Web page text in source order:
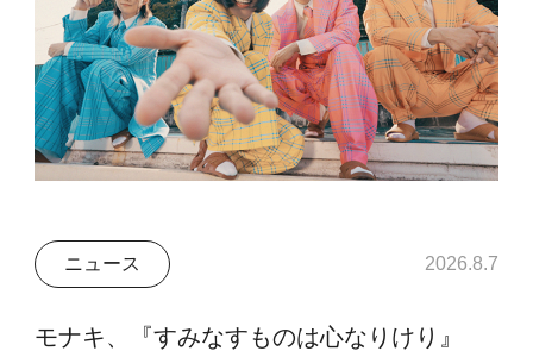
ニュース 2026.8.7
モナキ、『すみなすものは心なりけり』